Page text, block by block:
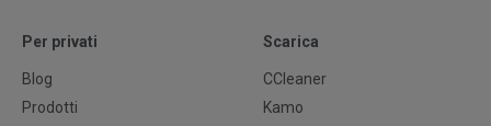
Per privati
Blog
Prodotti
Scarica
CCleaner
Kamo